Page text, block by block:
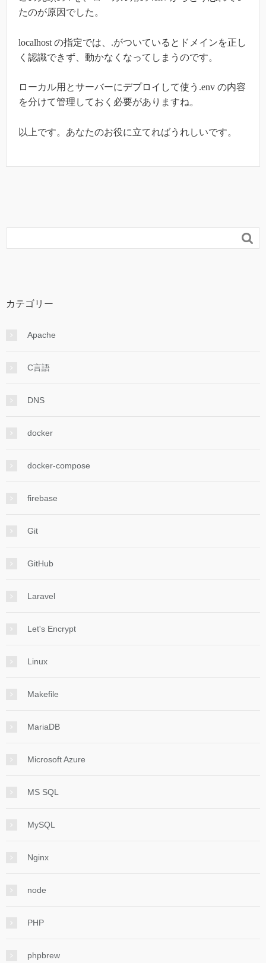
たのが原因でした。
localhost の指定では、.がついているとドメインを正し
く認識できず、動かなくなってしまうのです。
ローカル用とサーバーにデプロイして使う.env の内容
を分けて管理しておく必要がありますね。
以上です。あなたのお役に立てればうれしいです。

カテゴリー
Apache
C言語
DNS
docker
docker-compose
firebase
Git
GitHub
Laravel
Let's Encrypt
Linux
Makefile
MariaDB
Microsoft Azure
MS SQL
MySQL
Nginx
node
PHP
phpbrew